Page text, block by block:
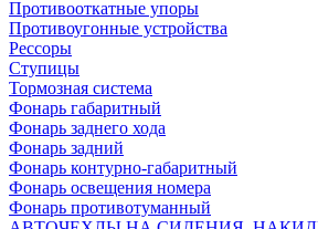
Противооткатные упоры
Противоугонные устройства
Рессоры
Ступицы
Тормозная система
Фонарь габаритный
Фонарь заднего хода
Фонарь задний
Фонарь контурно-габаритный
Фонарь освещения номера
Фонарь противотуманный